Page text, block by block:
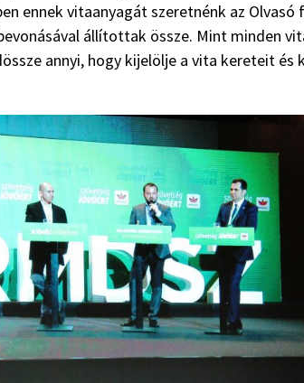
ennek vitaanyagát szeretnénk az Olvasó
állítottak össze. Mint minden
annyi, hogy kijelölje a vita kereteit és